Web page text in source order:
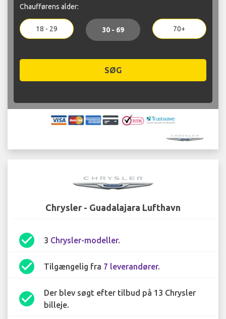
Chaufførens alder:
18 - 29 30 - 69 70+
SØG
Chrysler - Guadalajara Lufthavn
check_circle 3 Chrysler-modeller.
check_circle Tilgængelig fra 7 leverandører.
check_circle
Der blev søgt efter tilbud på 13 Chrysler
billeje.